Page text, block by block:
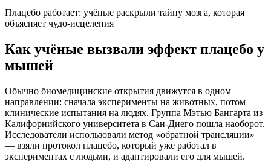
Плацебо работает: учёные раскрыли тайну мозга, которая
объясняет чудо-исцеления
Как учёные вызвали эффект плацебо у
мышей
Обычно биомедицинские открытия движутся в одном
направлении: сначала эксперименты на животных, потом
клинические испытания на людях. Группа Мэтью Бангарта из
Калифорнийского университета в Сан-Диего пошла наоборот.
Исследователи использовали метод «обратной трансляции»
— взяли протокол плацебо, который уже работал в
экспериментах с людьми, и адаптировали его для мышей.